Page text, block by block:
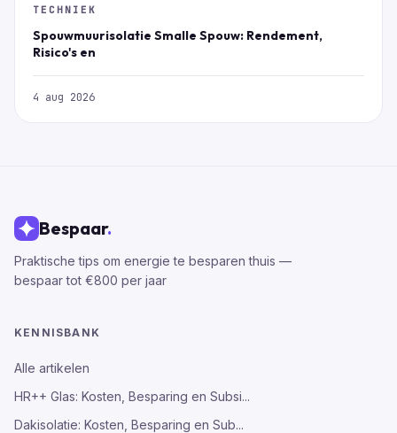
TECHNIEK
Spouwmuurisolatie Smalle Spouw: Rendement,
Risico's en
4 aug 2026
Bespaar.
Praktische tips om energie te besparen thuis —
bespaar tot €800 per jaar
KENNISBANK
Alle artikelen
HR++ Glas: Kosten, Besparing en Subsi...
Dakisolatie: Kosten, Besparing en Sub...